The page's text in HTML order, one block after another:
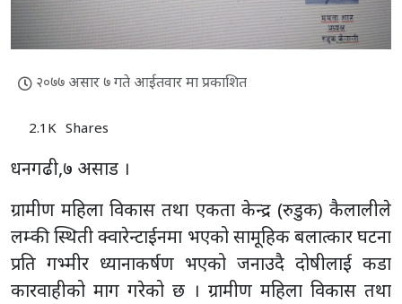
२०७७ असार ७ गते आईतवार मा प्रकाशित
2.1K Shares
धनगढी,७ असाड ।
ग्रामीण महिला विकास तथा एकता केन्द्र (रुडुक) कैलालीले
लम्की स्थिती क्वारेन्टाईनमा भएको सामूहिक बलात्कार घटना
प्रति गभ्मीर ध्यानाकर्षण भएको जनाउदै दोषीलाई कडा
कारवाहीको माग गरेको छ । ग्रामीण महिला विकास तथा